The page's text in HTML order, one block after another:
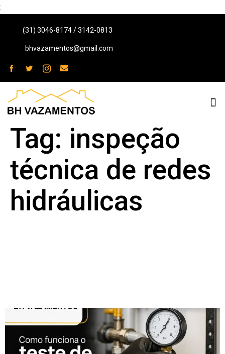
:
(31) 3046-8174 / 3142-0813
bhvazamentos@gmail.com
Tag: inspeção
técnica de redes
hidráulicas